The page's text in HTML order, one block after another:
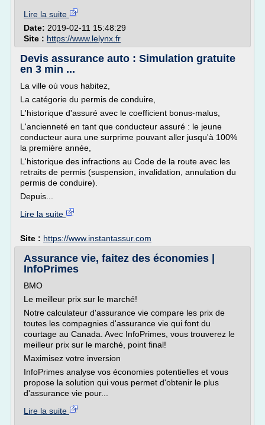
Lire la suite
Date: 2019-02-11 15:48:29
Site : https://www.lelynx.fr
Devis assurance auto : Simulation gratuite
en 3 min ...
La ville où vous habitez,
La catégorie du permis de conduire,
L'historique d'assuré avec le coefficient bonus-malus,
L'ancienneté en tant que conducteur assuré : le jeune
conducteur aura une surprime pouvant aller jusqu'à 100%
la première année,
L'historique des infractions au Code de la route avec les
retraits de permis (suspension, invalidation, annulation du
permis de conduire).
Depuis...
Lire la suite
Site : https://www.instantassur.com
Assurance vie, faitez des économies |
InfoPrimes
BMO
Le meilleur prix sur le marché!
Notre calculateur d'assurance vie compare les prix de
toutes les compagnies d'assurance vie qui font du
courtage au Canada. Avec InfoPrimes, vous trouverez le
meilleur prix sur le marché, point final!
Maximisez votre inversion
InfoPrimes analyse vos économies potentielles et vous
propose la solution qui vous permet d'obtenir le plus
d'assurance vie pour...
Lire la suite